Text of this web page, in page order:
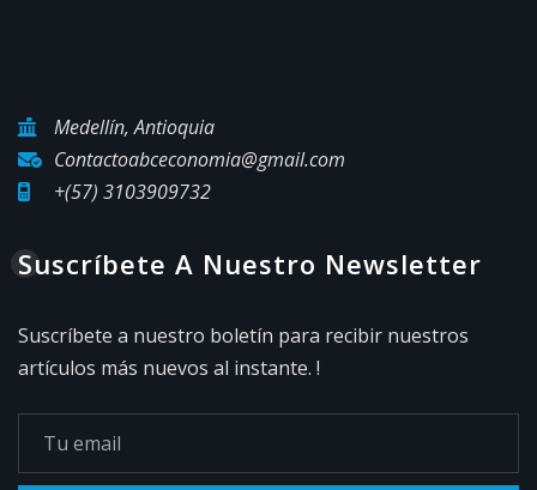
Medellín, Antioquia
Contactoabceconomia@gmail.com
+(57) 3103909732
Suscríbete A Nuestro Newsletter
Suscríbete a nuestro boletín para recibir nuestros
artículos más nuevos al instante. !